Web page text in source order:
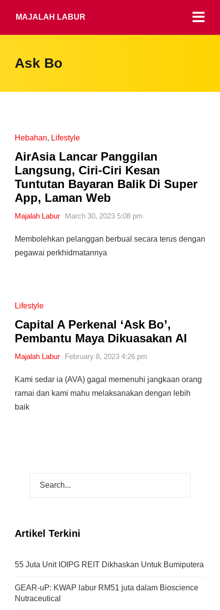
MAJALAH LABUR
Ask Bo
Hebahan, Lifestyle
AirAsia Lancar Panggilan
Langsung, Ciri-Ciri Kesan
Tuntutan Bayaran Balik Di Super
App, Laman Web
Majalah Labur March 30, 2023 5:08 pm
Membolehkan pelanggan berbual secara terus dengan
pegawai perkhidmatannya
Lifestyle
Capital A Perkenal ‘Ask Bo’,
Pembantu Maya Dikuasakan AI
Majalah Labur February 8, 2023 4:26 pm
Kami sedar ia (AVA) gagal memenuhi jangkaan orang
ramai dan kami mahu melaksanakan dengan lebih
baik
Artikel Terkini
55 Juta Unit IOIPG REIT Dikhaskan Untuk Bumiputera
GEAR-uP: KWAP labur RM51 juta dalam Bioscience
Nutraceutical